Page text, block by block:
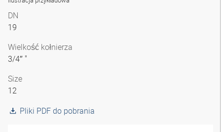
DN
19
Wielkość kołnierza
3/4″ "
Size
12
Pliki PDF do pobrania